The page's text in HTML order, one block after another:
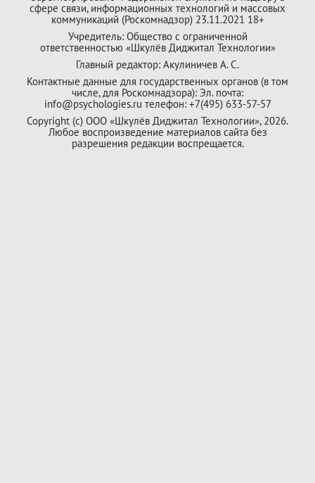
сфере связи, информационных технологий и массовых
коммуникаций (Роскомнадзор) 23.11.2021 18+
Учредитель: Общество с ограниченной
ответственностью «Шкулёв Диджитал Технологии»
Главный редактор: Акулиничев А. С.
Контактные данные для государственных органов (в том
числе, для Роскомнадзора): Эл. почта:
info@psychologies.ru телефон: +7(495) 633-57-57
Copyright (с) ООО «Шкулёв Диджитал Технологии», 2026.
Любое воспроизведение материалов сайта без
разрешения редакции воспрещается.